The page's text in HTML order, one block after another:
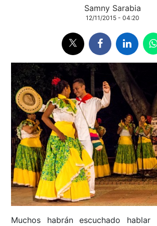
Samny Sarabia
12/11/2015 - 04:20
Muchos habrán escuchado